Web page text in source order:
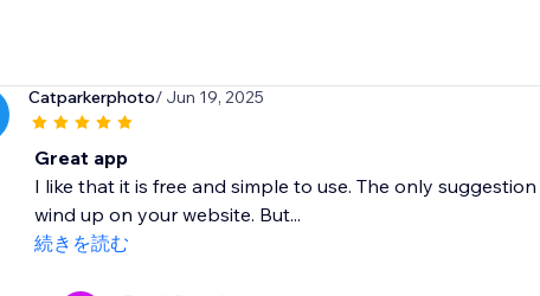
Catparkerphoto/ Jun 19, 2025
Great app
I like that it is free and simple to use. The only
wind up on your website. But...
続きを読む